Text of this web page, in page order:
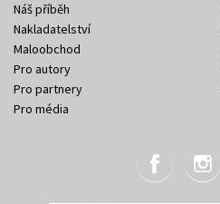
Náš příběh
Nakladatelství
Maloobchod
Pro autory
Pro partnery
Pro média